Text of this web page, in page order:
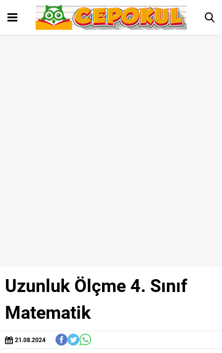
Uzunluk Ölçme 4. Sınıf
Matematik
21.08.2024